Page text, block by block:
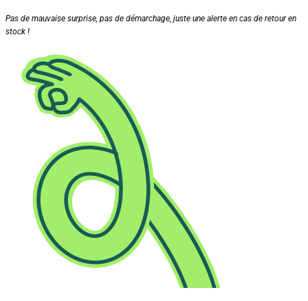
Pas de mauvaise surprise, pas de démarchage, juste une alerte en cas de retour en
stock !